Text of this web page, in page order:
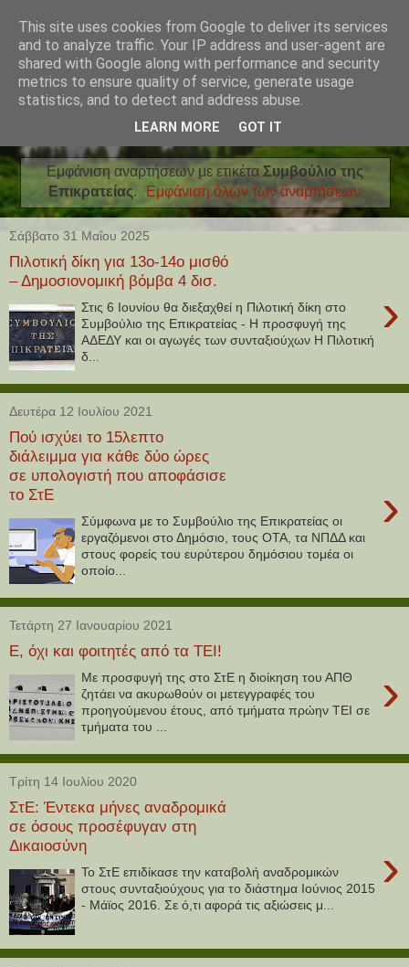
Εμφάνιση αναρτήσεων με ετικέταΣυμβούλιο της
Επικρατείας. Εμφάνιση όλων των αναρτήσεων
Σάββατο 31 Μαΐου 2025
Πιλοτική δίκη για 13ο-14ο μισθό
– Δημοσιονομική βόμβα 4 δισ.
›
Στις 6 Ιουνίου θα διεξαχθεί η Πιλοτική δίκη στο
Συμβούλιο της Επικρατείας - Η προσφυγή της
ΑΔΕΔΥ και οι αγωγές των συνταξιούχων Η Πιλοτική
δ...
Δευτέρα 12 Ιουλίου 2021
Πού ισχύει το 15λεπτο
διάλειμμα για κάθε δύο ώρες
σε υπολογιστή που αποφάσισε
το ΣτΕ
›
Σύμφωνα με το Συμβούλιο της Επικρατείας οι
εργαζόμενοι στο Δημόσιο, τους ΟΤΑ, τα ΝΠΔΔ και
στους φορείς του ευρύτερου δημόσιου τομέα οι
οποίο...
Τετάρτη 27 Ιανουαρίου 2021
Ε, όχι και φοιτητές από τα ΤΕΙ!
›
Με προσφυγή της στο ΣτΕ η διοίκηση του ΑΠΘ
ζητάει να ακυρωθούν οι μετεγγραφές του
προηγούμενου έτους, από τμήματα πρώην ΤΕΙ σε
τμήματα του ...
Τρίτη 14 Ιουλίου 2020
ΣτΕ: Έντεκα μήνες αναδρομικά
σε όσους προσέφυγαν στη
Δικαιοσύνη
›
Το ΣτΕ επιδίκασε την καταβολή αναδρομικών
στους συνταξιούχους για το διάστημα Ιούνιος 2015
- Μάϊος 2016. Σε ό,τι αφορά τις αξιώσεις μ...
This site uses cookies from Google to deliver its services
and to analyze traffic. Your IP address and user-agent are
shared with Google along with performance and security
metrics to ensure quality of service, generate usage
statistics, and to detect and address abuse.
LEARN MORE GOT IT